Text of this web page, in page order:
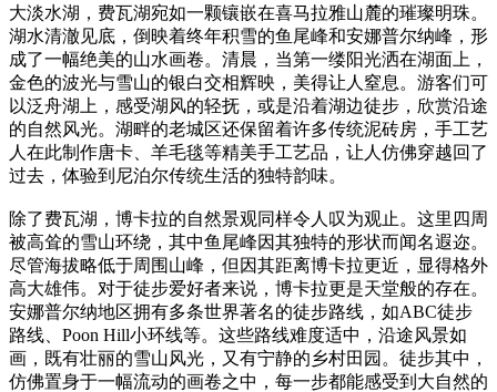
大淡水湖，费瓦湖宛如一颗镶嵌在喜马拉雅山麓的璀璨明珠。
湖水清澈见底，倒映着终年积雪的鱼尾峰和安娜普尔纳峰，形
成了一幅绝美的山水画卷。清晨，当第一缕阳光洒在湖面上，
金色的波光与雪山的银白交相辉映，美得让人窒息。游客们可
以泛舟湖上，感受湖风的轻抚，或是沿着湖边徒步，欣赏沿途
的自然风光。湖畔的老城区还保留着许多传统泥砖房，手工艺
人在此制作唐卡、羊毛毯等精美手工艺品，让人仿佛穿越回了
过去，体验到尼泊尔传统生活的独特韵味。
除了费瓦湖，博卡拉的自然景观同样令人叹为观止。这里四周
被高耸的雪山环绕，其中鱼尾峰因其独特的形状而闻名遐迩。
尽管海拔略低于周围山峰，但因其距离博卡拉更近，显得格外
高大雄伟。对于徒步爱好者来说，博卡拉更是天堂般的存在。
安娜普尔纳地区拥有多条世界著名的徒步路线，如ABC徒步
路线、Poon Hill小环线等。这些路线难度适中，沿途风景如
画，既有壮丽的雪山风光，又有宁静的乡村田园。徒步其中，
仿佛置身于一幅流动的画卷之中，每一步都能感受到大自然的